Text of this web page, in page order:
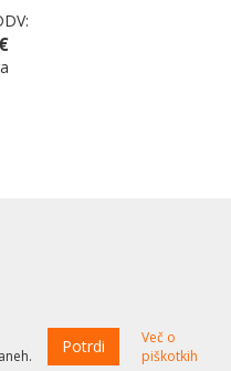
Potrdi
Več o
piškotkih